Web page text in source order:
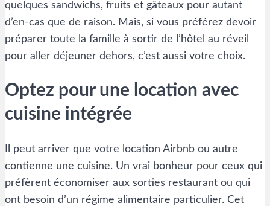
quelques sandwichs, fruits et gâteaux pour autant
d’en-cas que de raison. Mais, si vous préférez devoir
préparer toute la famille à sortir de l’hôtel au réveil
pour aller déjeuner dehors, c’est aussi votre choix.
Optez pour une location avec
cuisine intégrée
Il peut arriver que votre location Airbnb ou autre
contienne une cuisine. Un vrai bonheur pour ceux qui
préfèrent économiser aux sorties restaurant ou qui
ont besoin d’un régime alimentaire particulier. Cet